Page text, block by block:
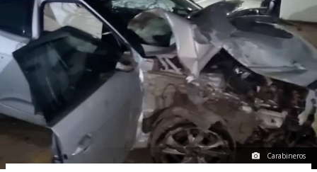
Carabineros